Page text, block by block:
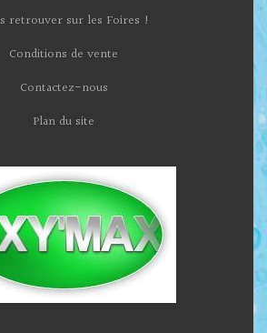
retrouver sur les Foires !
Conditions de vente
Contactez-nous
Plan du site